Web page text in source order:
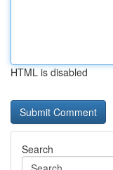
HTML is disabled
Search